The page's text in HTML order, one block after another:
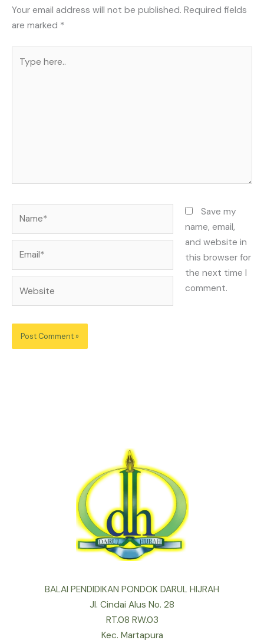
Your email address will not be published. Required fields
are marked *
here..
Save my
name, email,
and website in
this browser for
the next time I
comment.
BALAI PENDIDIKAN PONDOK DARUL HIJRAH
Jl. Cindai Alus No. 28
RT.08 RW.03
Kec. Martapura